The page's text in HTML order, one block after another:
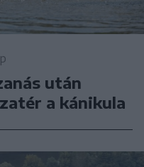
után
a kánikula